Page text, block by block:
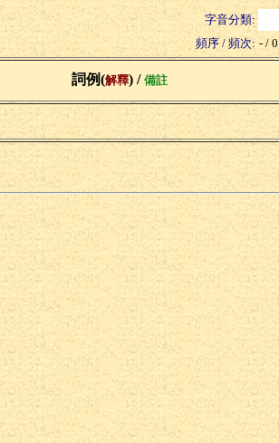
字音分類:
頻序 / 頻次: - / 0
詞例(解釋) / 備註